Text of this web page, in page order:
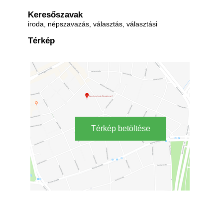
Keresőszavak
iroda, népszavazás, választás, választási
Térkép
Térkép betöltése